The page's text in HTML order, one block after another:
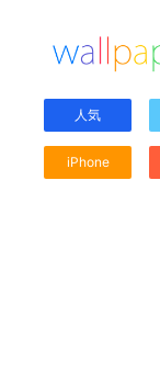
人気
iPhone